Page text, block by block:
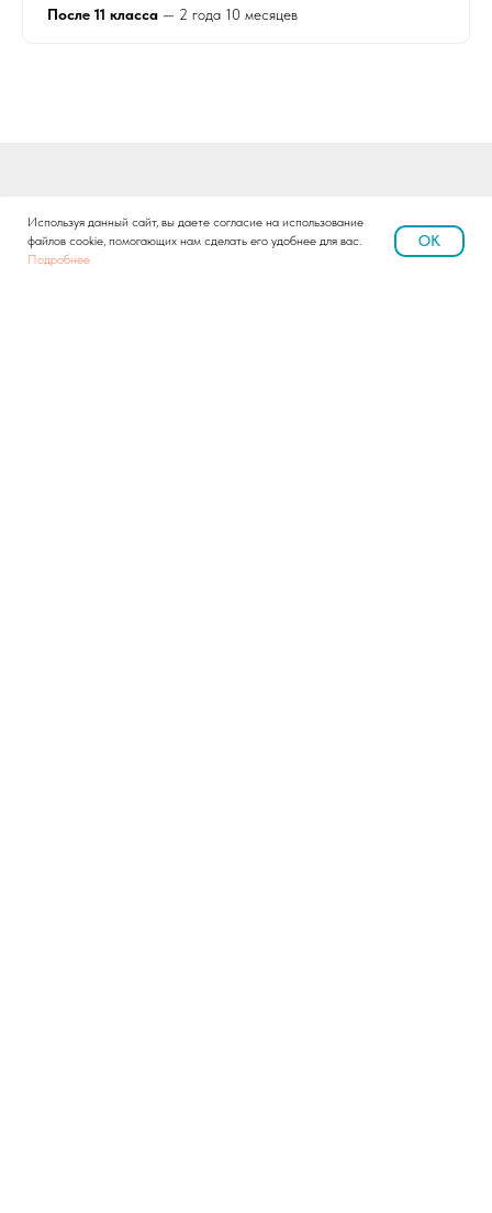
После 11 класса — 2 года 10 месяцев
Используя данный сайт, вы даете согласие на использование
файлов cookie, помогающих нам сделать его удобнее для вас.
Подробнее
OK